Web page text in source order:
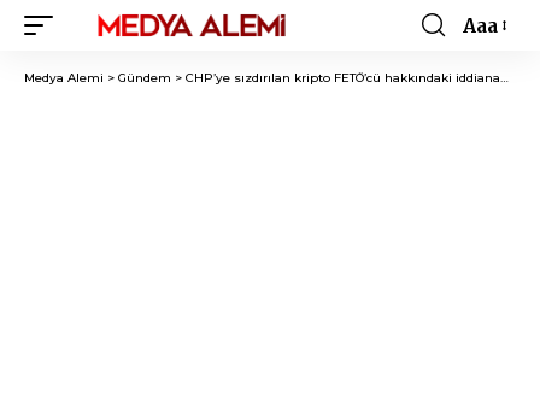
Font
Resizer
Aaa
Medya Alemi > Gündem > CHP’ye sızdırılan kripto FETÖ’cü hakkındaki iddianame kabul edildi